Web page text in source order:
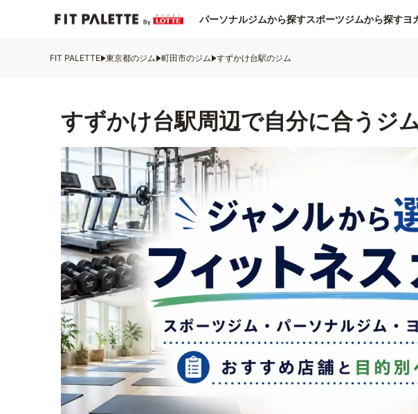
パーソナルジムから探すスポーツジムから探すヨ
FIT PALETTE 東京都のジム 町田市のジム すずかけ台駅のジム
すずかけ台駅周辺で自分に合うジ